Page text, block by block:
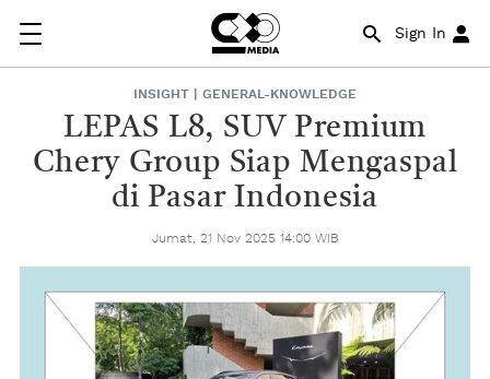
Sign In
INSIGHT | GENERAL-KNOWLEDGE
LEPAS L8, SUV Premium
Chery Group Siap Mengaspal
di Pasar Indonesia
Jumat, 21 Nov 2025 14:00 WIB